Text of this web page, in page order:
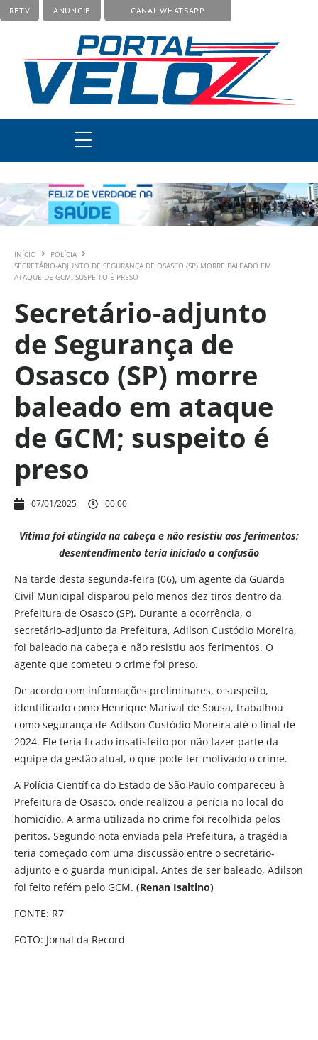
RFTV ANUNCIE CANAL WHATSAPP
INÍCIO
POLÍCIA
SECRETÁRIO-ADJUNTO DE SEGURANÇA DE OSASCO (SP) MORRE BALEADO EM
ATAQUE DE GCM; SUSPEITO É PRESO
Secretário-adjunto
de Segurança de
Osasco (SP) morre
baleado em ataque
de GCM; suspeito é
preso
07/01/2025 00:00
Vítima foi atingida na cabeça e não resistiu aos ferimentos;
desentendimento teria iniciado a confusão
Na tarde desta segunda-feira (06), um agente da Guarda
Civil Municipal disparou pelo menos dez tiros dentro da
Prefeitura de Osasco (SP). Durante a ocorrência, o
secretário-adjunto da Prefeitura, Adilson Custódio Moreira,
foi baleado na cabeça e não resistiu aos ferimentos. O
agente que cometeu o crime foi preso.
De acordo com informações preliminares, o suspeito,
identificado como Henrique Marival de Sousa, trabalhou
como segurança de Adilson Custódio Moreira até o final de
2024. Ele teria ficado insatisfeito por não fazer parte da
equipe da gestão atual, o que pode ter motivado o crime.
A Polícia Científica do Estado de São Paulo compareceu à
Prefeitura de Osasco, onde realizou a perícia no local do
homicídio. A arma utilizada no crime foi recolhida pelos
peritos. Segundo nota enviada pela Prefeitura, a tragédia
teria começado com uma discussão entre o secretário-
adjunto e o guarda municipal. Antes de ser baleado, Adilson
foi feito refém pelo GCM. (Renan Isaltino)
FONTE: R7
FOTO: Jornal da Record